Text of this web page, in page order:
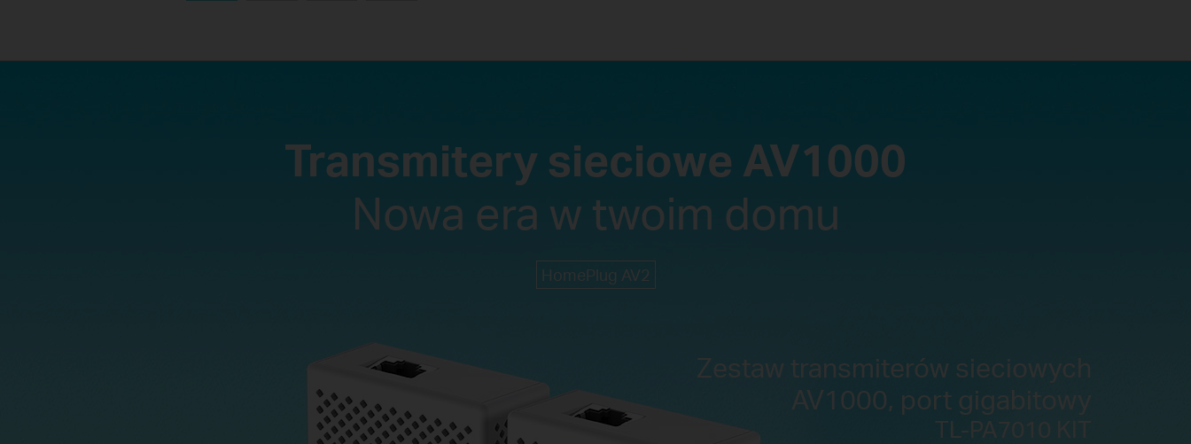
Transmitery sieciowe AV1000
Nowa era w twoim domu
HomePlug AV2
Zestaw transmiterów sieciowych
AV1000, port gigabitowy
TL-PA7010 KIT